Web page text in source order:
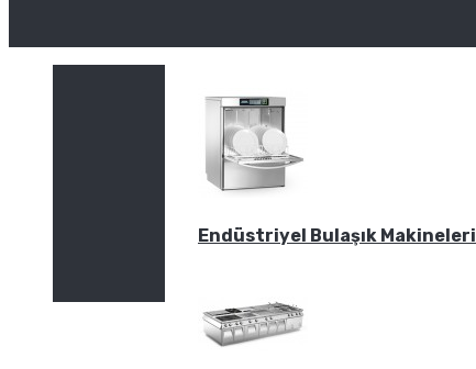
Kategori
Endüstriyel Bulaşık Makineleri